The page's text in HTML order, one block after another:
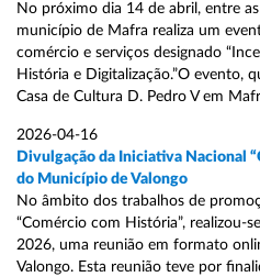
No próximo dia 14 de abril, entre
município de Mafra realiza um
comércio e serviços designado
História e Digitalização.”O evento,
Casa de Cultura D. Pedro V em
2026-04-16
Divulgação da Iniciativa Nacional
do Município de Valongo
No âmbito dos trabalhos de
“Comércio com História”, realizou-
2026, uma reunião em formato
Valongo. Esta reunião teve por